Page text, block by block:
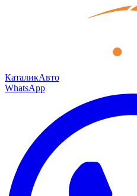
КаталикАвто
WhatsApp